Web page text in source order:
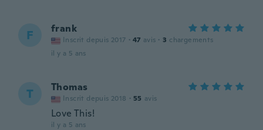
F frank
Inscrit depuis 2017 · 47 avis · 3 chargements
il y a 5 ans
T Thomas
Inscrit depuis 2018 · 55 avis
Love This!
il y a 5 ans